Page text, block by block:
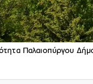
Παλαιοπύργου